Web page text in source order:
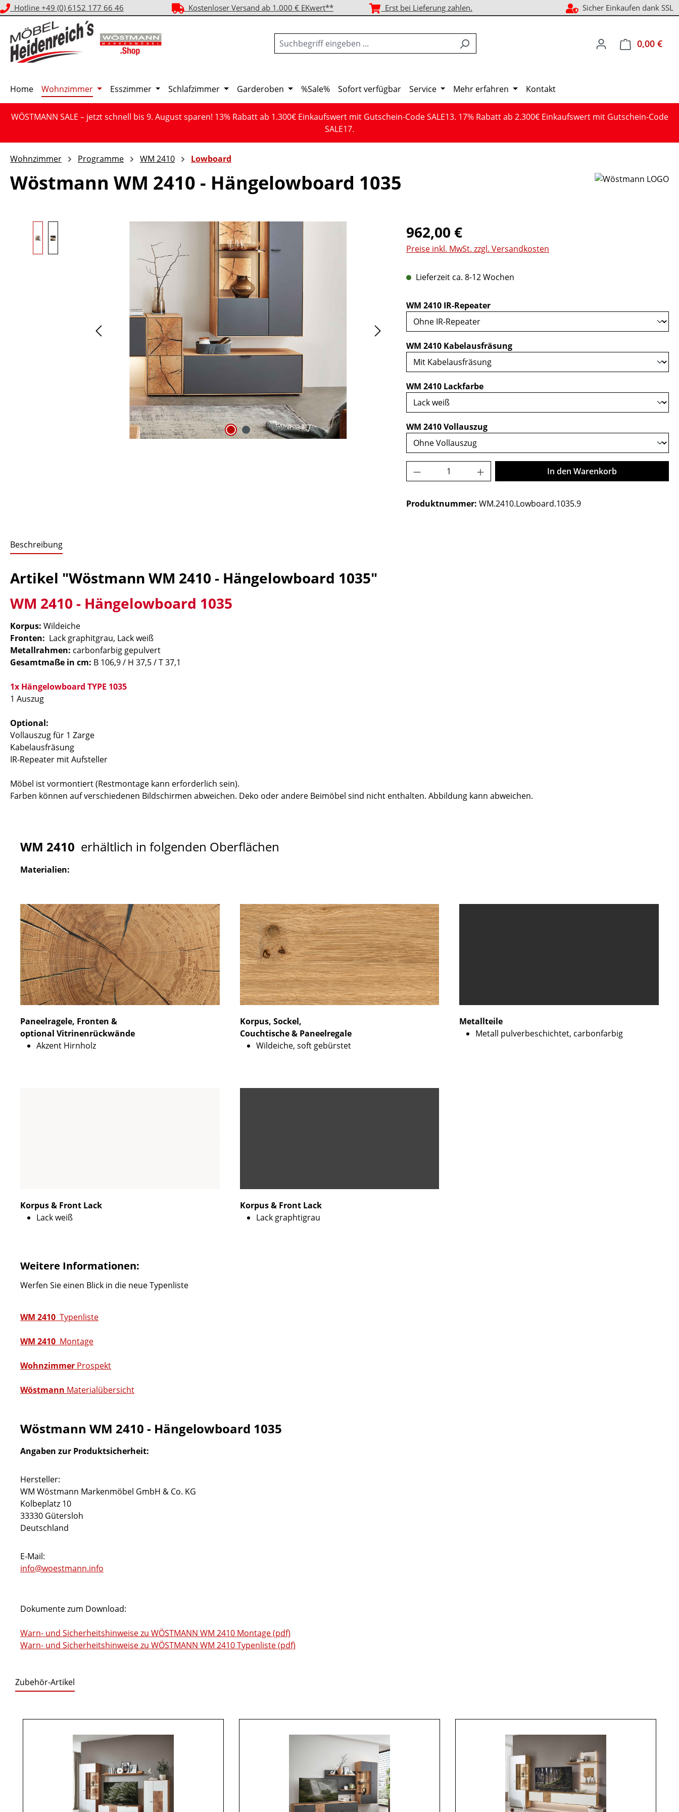
Hauptinhalt springen
Zur Suche springen
Zur Hauptnavigation springen
Hotline +49 (0) 6152 177 66 46 Kostenloser Versand ab 1.000 € EKwert** Erst bei Lieferung zahlen. Sicher Einkaufen dank SSL
0,00 €
Home Wohnzimmer Esszimmer Schlafzimmer Garderoben %Sale% Sofort verfügbar Service Mehr erfahren Kontakt
WÖSTMANN SALE – jetzt schnell bis 9. August sparen! 13% Rabatt ab 1.300€ Einkaufswert mit Gutschein-Code SALE13. 17% Rabatt ab 2.300€ Einkaufswert mit Gutschein-Code
SALE17.
Wohnzimmer Programme WM 2410 Lowboard
Wöstmann WM 2410 - Hängelowboard 1035
Regulärer Preis:
962,00 €
Preise inkl. MwSt. zzgl. Versandkosten
Lieferzeit ca. 8-12 Wochen
WM 2410 IR-Repeaterauswählen
WM 2410 Kabelausfräsungauswählen
WM 2410 Lackfarbeauswählen
WM 2410 Vollauszugauswählen
Produkt Anzahl: Gib den gewünschten Wert
In den Warenkorb
Produktnummer: WM.2410.Lowboard.1035.9
Beschreibung
Artikel "Wöstmann WM 2410 - Hängelowboard 1035"
WM 2410 - Hängelowboard 1035
Korpus: Wildeiche
Fronten: Lack graphitgrau, Lack weiß
Metallrahmen: carbonfarbig gepulvert
Gesamtmaße in cm: B 106,9 / H 37,5 / T 37,1
1x Hängelowboard TYPE 1035
1 Auszug
Optional:
Vollauszug für 1 Zarge
Kabelausfräsung
IR-Repeater mit Aufsteller
Möbel ist vormontiert (Restmontage kann erforderlich sein).
Farben können auf verschiedenen Bildschirmen abweichen. Deko oder andere Beimöbel sind nicht enthalten. Abbildung kann abweichen.
WM 2410 erhältlich in folgenden Oberflächen
Materialien:
Paneelragele, Fronten &
optional Vitrinenrückwände
Akzent Hirnholz
Korpus, Sockel,
Couchtische & Paneelregale
Wildeiche, soft gebürstet
Metallteile
Metall pulverbeschichtet, carbonfarbig
Korpus & Front Lack
Lack weiß
Korpus & Front Lack
Lack graphtigrau
Weitere Informationen:
Werfen Sie einen Blick in die neue Typenliste
WM 2410 Typenliste
WM 2410 Montage
Wohnzimmer Prospekt
Wöstmann Materialübersicht
Wöstmann WM 2410 - Hängelowboard 1035
Angaben zur Produktsicherheit:
Hersteller:
WM Wöstmann Markenmöbel GmbH & Co. KG
Kolbeplatz 10
33330 Gütersloh
Deutschland
E-Mail:
info@woestmann.info
Dokumente zum Download:
Warn- und Sicherheitshinweise zu WÖSTMANN WM 2410 Montage (pdf)
Warn- und Sicherheitshinweise zu WÖSTMANN WM 2410 Typenliste (pdf)
Zubehör-Artikel